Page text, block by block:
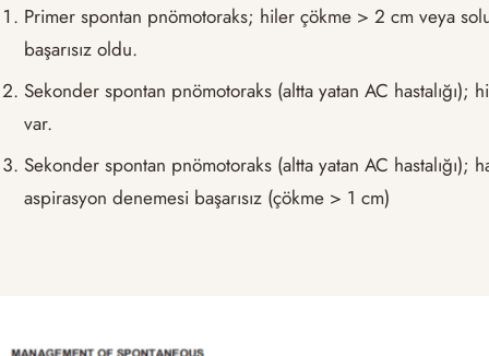
Primer spontan pnömotoraks; hiler çökme > 2 cm veya
başarısız oldu.
Sekonder spontan pnömotoraks (altta yatan AC hastalığı);
var.
Sekonder spontan pnömotoraks (altta yatan AC hastalığı);
aspirasyon denemesi başarısız (çökme > 1 cm)